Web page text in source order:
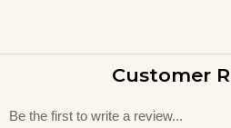
Customer
Be the first to write a review...